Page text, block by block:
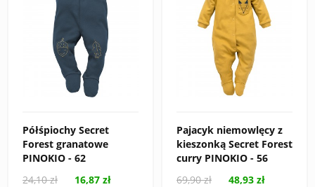
Półśpiochy Secret
Forest granatowe
PINOKIO - 62
24,10 zł
16,87 zł
Pajacyk niemowlęcy z
kieszonką Secret Forest
curry PINOKIO - 56
69,90 zł
48,93 zł